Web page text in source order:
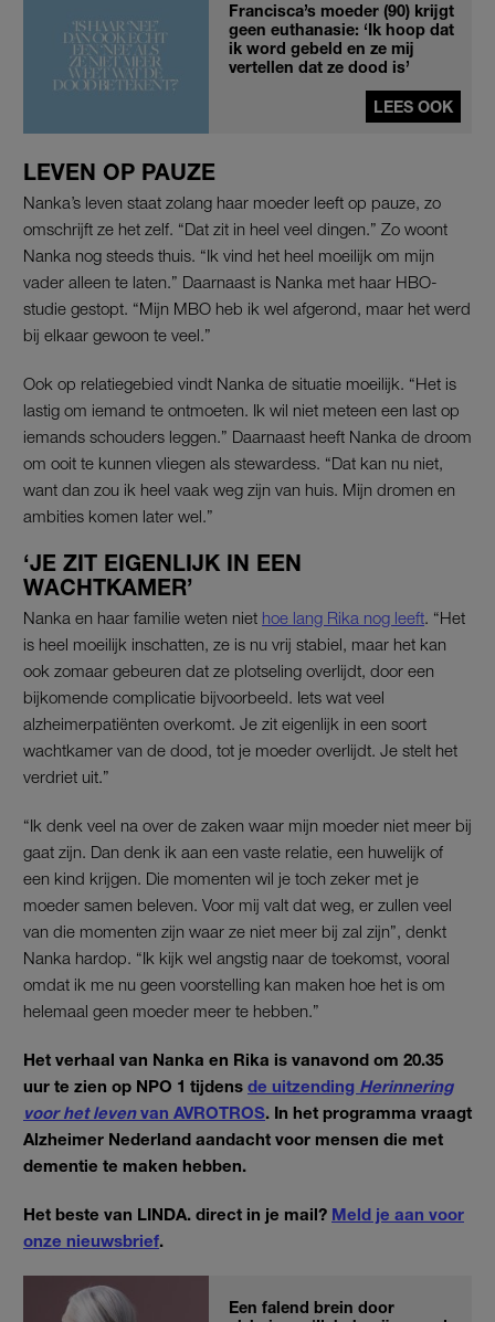
Francisca’s moeder (90) krijgt
geen euthanasie: ‘Ik hoop dat
ik word gebeld en ze mij
vertellen dat ze dood is’
LEES OOK
LEVEN OP PAUZE
Nanka’s leven staat zolang haar moeder leeft op pauze, zo
omschrijft ze het zelf. “Dat zit in heel veel dingen.” Zo woont
Nanka nog steeds thuis. “Ik vind het heel moeilijk om mijn
vader alleen te laten.” Daarnaast is Nanka met haar HBO-
studie gestopt. “Mijn MBO heb ik wel afgerond, maar het werd
bij elkaar gewoon te veel.”
Ook op relatiegebied vindt Nanka de situatie moeilijk. “Het is
lastig om iemand te ontmoeten. Ik wil niet meteen een last op
iemands schouders leggen.” Daarnaast heeft Nanka de droom
om ooit te kunnen vliegen als stewardess. “Dat kan nu niet,
want dan zou ik heel vaak weg zijn van huis. Mijn dromen en
ambities komen later wel.”
‘JE ZIT EIGENLIJK IN EEN
WACHTKAMER’
Nanka en haar familie weten niet hoe lang Rika nog leeft. “Het
is heel moeilijk inschatten, ze is nu vrij stabiel, maar het kan
ook zomaar gebeuren dat ze plotseling overlijdt, door een
bijkomende complicatie bijvoorbeeld. Iets wat veel
alzheimerpatiënten overkomt. Je zit eigenlijk in een soort
wachtkamer van de dood, tot je moeder overlijdt. Je stelt het
verdriet uit.”
“Ik denk veel na over de zaken waar mijn moeder niet meer bij
gaat zijn. Dan denk ik aan een vaste relatie, een huwelijk of
een kind krijgen. Die momenten wil je toch zeker met je
moeder samen beleven. Voor mij valt dat weg, er zullen veel
van die momenten zijn waar ze niet meer bij zal zijn”, denkt
Nanka hardop. “Ik kijk wel angstig naar de toekomst, vooral
omdat ik me nu geen voorstelling kan maken hoe het is om
helemaal geen moeder meer te hebben.”
Het verhaal van Nanka en Rika is vanavond om 20.35
uur te zien op NPO 1 tijdens de uitzending Herinnering
voor het levenvan AVROTROS. In het programma vraagt
Alzheimer Nederland aandacht voor mensen die met
dementie te maken hebben.
Het beste van LINDA. direct in je mail? Meld je aan voor
onze nieuwsbrief.
Een falend brein door